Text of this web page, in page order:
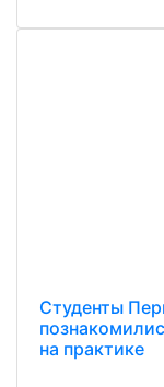
Студенты
на практике